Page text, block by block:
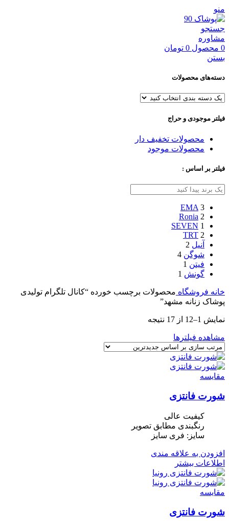
منو
جستجو
مشاوره
0 محصول 0 تومان
بستن
دسته‌های محصولات
فیلتر موجودی و حراج
محصولات تخفیف دار
محصولات موجود
فیلتر بر اساس :
EMA 3
Ronia 2
SEVEN 1
TRT 2
آنیل 2
شوگن 4
فیتن 1
گونش 1
خانه فروشگاه محصولات برچسب خورده “کانال تلگرام تولیدی
پوشاک زنانه مشهد”
نمایش 1–12 از 17 نتیجه
مشاهده فیلترها
مقایسه
شورت فانتزی
کیفیت عالی
رنگبندی مطابق تصویر
سایز: فری سایز
افزودن به علاقه مندی
اطلاعات بیشتر
مقایسه
شورت فانتزی